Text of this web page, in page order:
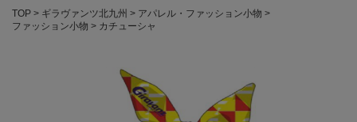
TOP ギラヴァンツ北九州
アパレル・ファッション小物
ファッション小物
カチューシャ